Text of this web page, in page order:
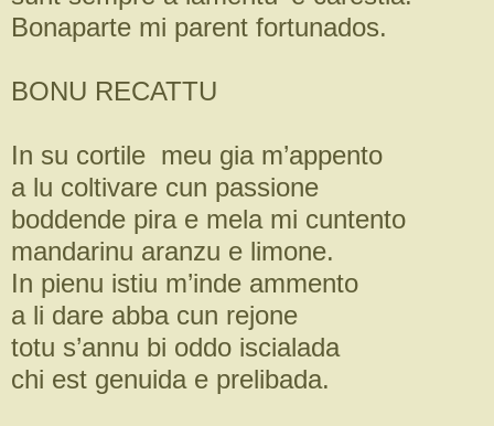
Bonaparte mi parent fortunados.
BONU RECATTU
In su cortile meu gia m’appento
a lu coltivare cun passione
boddende pira e mela mi cuntento
mandarinu aranzu e limone.
In pienu istiu m’inde ammento
a li dare abba cun rejone
totu s’annu bi oddo iscialada
chi est genuida e prelibada.